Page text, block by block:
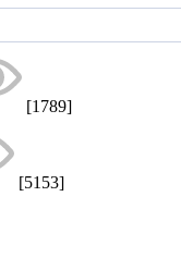
[1789]
[5153]